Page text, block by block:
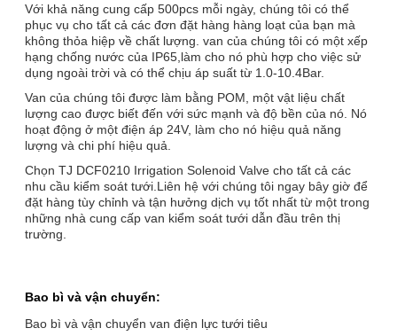
Với khả năng cung cấp 500pcs mỗi ngày, chúng tôi có thể
phục vụ cho tất cả các đơn đặt hàng hàng loạt của bạn mà
không thỏa hiệp về chất lượng. van của chúng tôi có một xếp
hạng chống nước của IP65,làm cho nó phù hợp cho việc sử
dụng ngoài trời và có thể chịu áp suất từ 1.0-10.4Bar.
Van của chúng tôi được làm bằng POM, một vật liệu chất
lượng cao được biết đến với sức mạnh và độ bền của nó. Nó
hoạt động ở một điện áp 24V, làm cho nó hiệu quả năng
lượng và chi phí hiệu quả.
Chọn TJ DCF0210 Irrigation Solenoid Valve cho tất cả các
nhu cầu kiểm soát tưới.Liên hệ với chúng tôi ngay bây giờ để
đặt hàng tùy chỉnh và tận hưởng dịch vụ tốt nhất từ một trong
những nhà cung cấp van kiểm soát tưới dẫn đầu trên thị
trường.
Bao bì và vận chuyển:
Bao bì và vận chuyển van điện lực tưới tiêu